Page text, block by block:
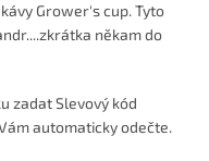
Grower's cup. Tyto
někam do
zadat Slevový kód
automaticky odečte.